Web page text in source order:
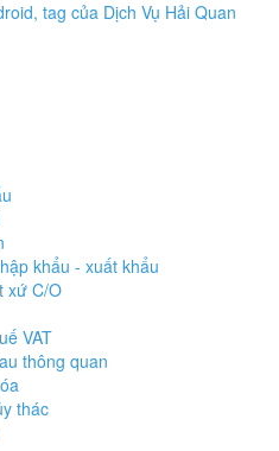
khẩu - xuất khẩu
xứ C/O
VAT
thông quan
thác